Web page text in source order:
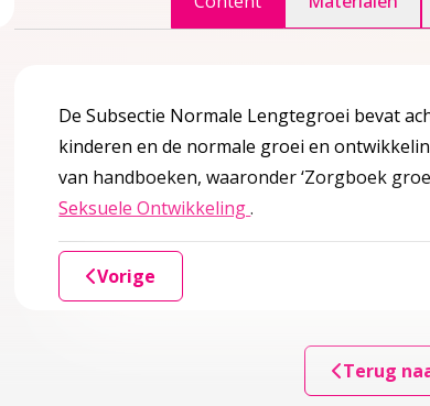
over 2 Definitie en achtergrond informatie
over 2 Definitie en achtergrond informatie
De Subsectie Normale Lengtegroei bevat
kinderen en de normale groei en
van handboeken, waaronder ‘Zorgboek
Seksuele OntwikkelingDeze linkt opent in
.
Vorige
Terug